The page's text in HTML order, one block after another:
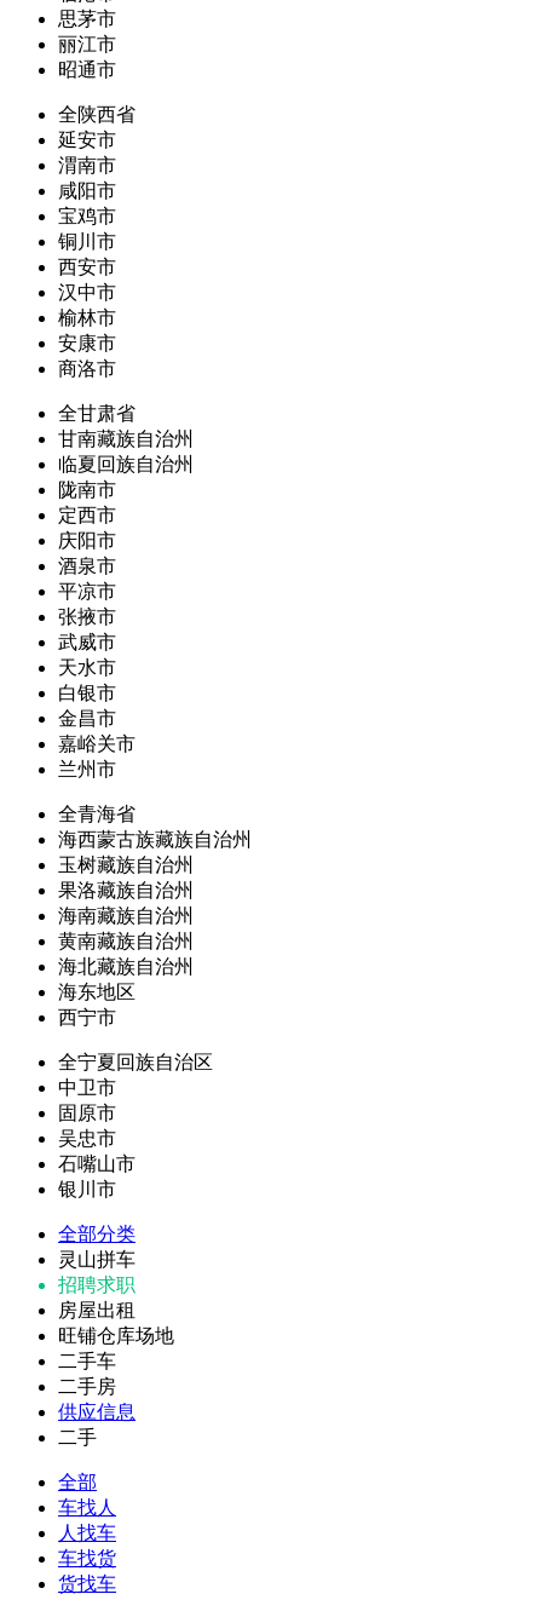
思茅市
丽江市
昭通市
全陕西省
延安市
渭南市
咸阳市
宝鸡市
铜川市
西安市
汉中市
榆林市
安康市
商洛市
全甘肃省
甘南藏族自治州
临夏回族自治州
陇南市
定西市
庆阳市
酒泉市
平凉市
张掖市
武威市
天水市
白银市
金昌市
嘉峪关市
兰州市
全青海省
海西蒙古族藏族自治州
玉树藏族自治州
果洛藏族自治州
海南藏族自治州
黄南藏族自治州
海北藏族自治州
海东地区
西宁市
全宁夏回族自治区
中卫市
固原市
吴忠市
石嘴山市
银川市
全部分类
灵山拼车
招聘求职
房屋出租
旺铺仓库场地
二手车
二手房
供应信息
二手
全部
车找人
人找车
车找货
货找车